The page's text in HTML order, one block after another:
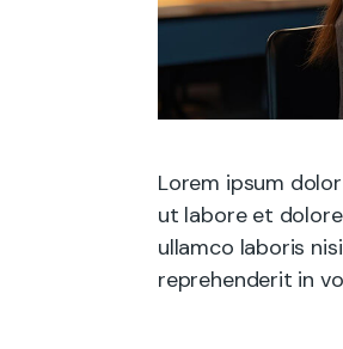
Lorem ipsum
ut labore et
ullamco laboris
reprehenderit in